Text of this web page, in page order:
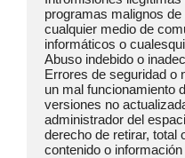
programas malignos
cualquier medio de
informáticos o
Abuso indebido o
Errores de seguridad o
un mal funcionamiento
versiones no
administrador del
derecho de retirar, total
contenido o